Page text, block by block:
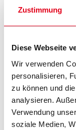
Zustimmung
Diese Webseite
Wir verwenden
personalisieren,
zu können und
analysieren.
Verwendung
soziale Medien,
- Gebrauchsfertig
- Beseitigt
- Für Mauerwerk,
Verarbeitungszeit
- Einwirkzeit: ca. 10
Verbrauch